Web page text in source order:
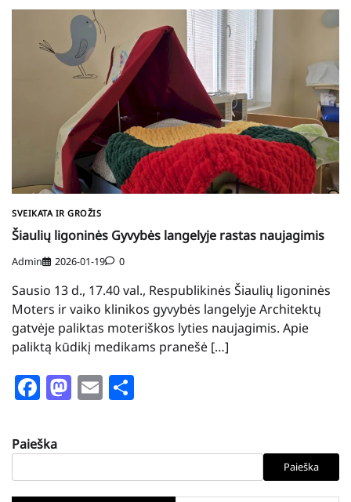
SVEIKATA IR GROŽIS
Šiaulių ligoninės Gyvybės langelyje rastas naujagimis
Admin 2026-01-19 0
Sausio 13 d., 17.40 val., Respublikinės Šiaulių ligoninės
Moters ir vaiko klinikos gyvybės langelyje Architektų
gatvėje paliktas moteriškos lyties naujagimis. Apie
paliktą kūdikį medikams pranešė […]
Facebook
Mastodon
Email
Paieška
Paieška